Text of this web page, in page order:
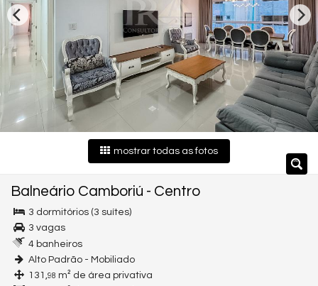
mostrar todas as fotos
Balneário Camboriú - Centro
3 dormitórios (3 suítes)
3 vagas
4 banheiros
Alto Padrão - Mobiliado
131,98 m² de área privativa